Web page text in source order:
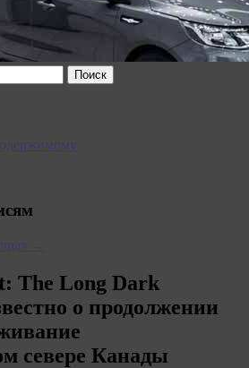
→
The Long Dark
о продолжении
севере Канады